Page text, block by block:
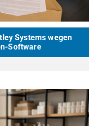
Systems wegen
Software